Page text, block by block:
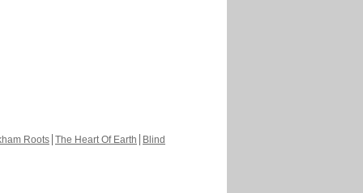
Roots The Heart Of Earth Blind